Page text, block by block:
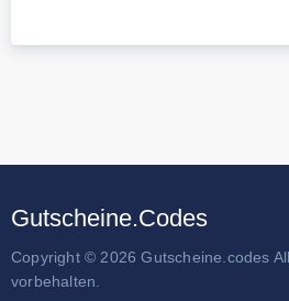
Gutscheine.Codes
Copyright © 2026 Gutscheine.codes
vorbehalten.